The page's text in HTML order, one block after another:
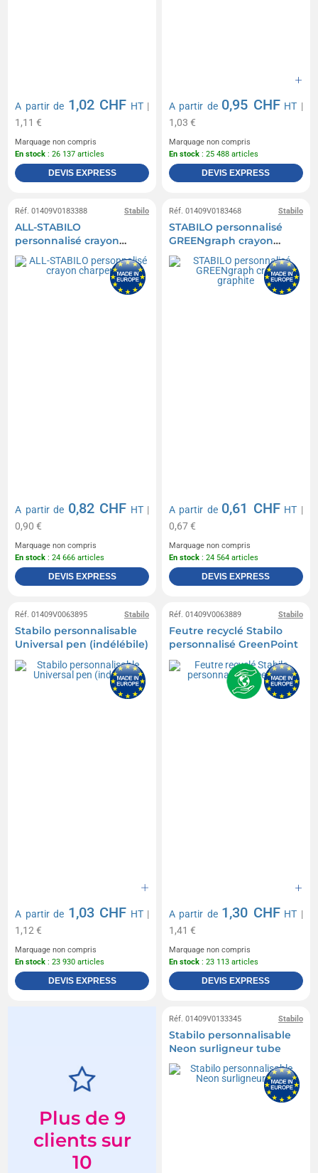
A partir de 1,02 CHF HT|
1,11 €
Marquage non compris
En stock : 26 137 articles
DEVIS EXPRESS
A partir de 0,95 CHF HT |
1,03 €
Marquage non compris
En stock : 25 488 articles
DEVIS EXPRESS
Stabilo
Réf. 01409V0183388
ALL-STABILO
personnalisé crayon
charpentier
A partir de 0,82 CHF HT|
0,90 €
Marquage non compris
En stock : 24 666 articles
DEVIS EXPRESS
Stabilo
Réf. 01409V0183468
STABILO personnalisé
GREENgraph crayon
graphite
A partir de 0,61 CHF HT |
0,67 €
Marquage non compris
En stock : 24 564 articles
DEVIS EXPRESS
Stabilo
Réf. 01409V0063895
Stabilo personnalisable
Universal pen (indélébile)
A partir de 1,03 CHF HT|
1,12 €
Marquage non compris
En stock : 23 930 articles
DEVIS EXPRESS
Stabilo
Réf. 01409V0063889
Feutre recyclé Stabilo
personnalisé GreenPoint
A partir de 1,30 CHF HT |
1,41 €
Marquage non compris
En stock : 23 113 articles
DEVIS EXPRESS
Plus de 9
clients sur
10
Stabilo
Réf. 01409V0133345
Stabilo personnalisable
Neon surligneur tube